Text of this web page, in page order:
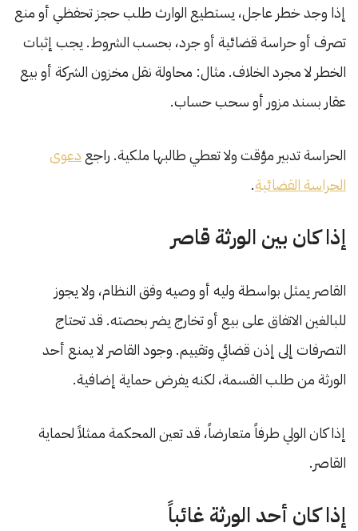
إذا وجد خطر عاجل، يستطيع الوارث طلب حجز تحفظي أو منع
تصرف أو حراسة قضائية أو جرد، بحسب الشروط. يجب إثبات
الخطر لا مجرد الخلاف. مثال: محاولة نقل مخزون الشركة أو بيع
عقار بسند مزور أو سحب حساب.
الحراسة تدبير مؤقت ولا تعطي طالبها ملكية. راجع دعوى
الحراسة القضائية.
إذا كان بين الورثة قاصر
القاصر يمثل بواسطة وليه أو وصيه وفق النظام، ولا يجوز
للبالغين الاتفاق على بيع أو تخارج يضر بحصته. قد تحتاج
التصرفات إلى إذن قضائي وتقييم. وجود القاصر لا يمنع أحد
الورثة من طلب القسمة، لكنه يفرض حماية إضافية.
إذا كان الولي طرفاً متعارضاً، قد تعين المحكمة ممثلاً لحماية
القاصر.
إذا كان أحد الورثة غائباً